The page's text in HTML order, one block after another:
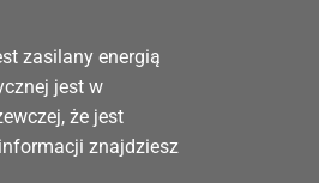
zasilany energią
jest w
że jest
znajdziesz